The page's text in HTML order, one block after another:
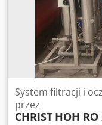
panelem sterowania.
System filtracji i
przez
CHRIST HOH